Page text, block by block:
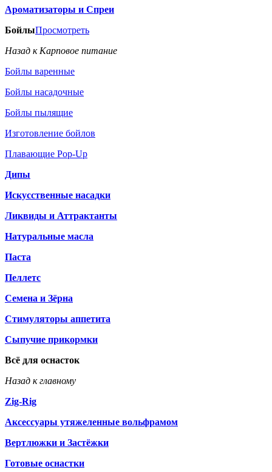
Ароматизаторы и Спреи
БойлыПросмотреть
Назад к Карповое питание
Бойлы варенные
Бойлы насадочные
Бойлы пылящие
Изготовление бойлов
Плавающие Pop-Up
Дипы
Искусственные насадки
Ликвиды и Аттрактанты
Натуральные масла
Паста
Пеллетс
Семена и Зёрна
Стимуляторы аппетита
Сыпучие прикормки
Всё для оснасток
Назад к главному
Zig-Rig
Аксессуары утяжеленные вольфрамом
Вертлюжки и Застёжки
Готовые оснастки